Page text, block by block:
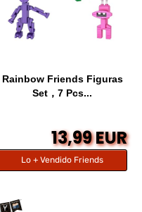
Rainbow Friends Figuras
Set，7 Pcs...
13,99 EUR
Lo + Vendido Friends